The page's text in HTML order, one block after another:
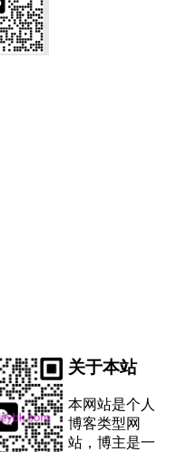
关于本站
本网站是个人
博客类型网
站，博主是一